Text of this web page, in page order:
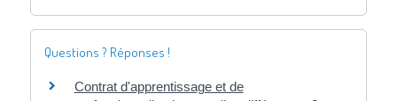
Questions ? Réponses !
Contrat d'apprentissage et de